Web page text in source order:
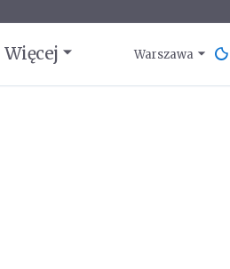
Więcej Warszawa